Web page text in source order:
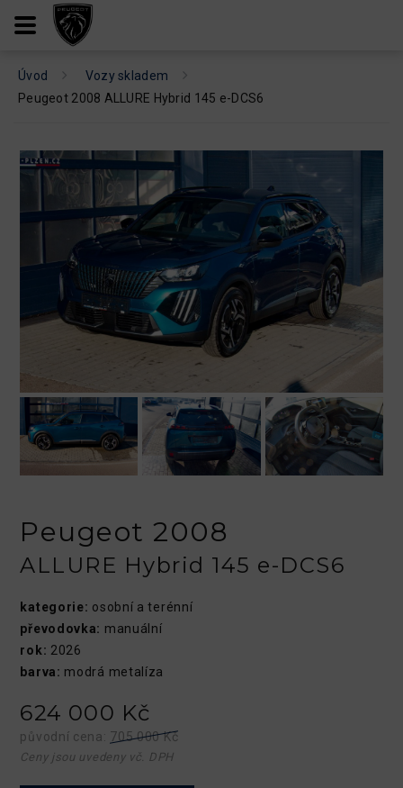
Úvod
Vozy skladem
Peugeot 2008 ALLURE Hybrid 145 e-DCS6
Peugeot 2008
ALLURE Hybrid 145 e-DCS6
kategorie: osobní a terénní
převodovka: manuální
rok: 2026
barva: modrá metalíza
624 000 Kč
původní cena: 705 000 Kč
Ceny jsou uvedeny vč. DPH